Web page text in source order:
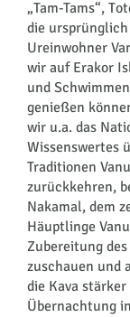
„Tam-Tams“,
die
Ureinwohner
wir auf Erakor
und
genießen
wir u.a. das
Wissenswertes
Traditionen
zurückkehren,
Nakamal, dem
Häuptlinge
Zubereitung
zuschauen und
die Kava
Übernachtung